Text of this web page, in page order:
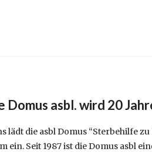
Domus asbl. wird 20
die asbl Domus “Sterbehilfe zu
ein. Seit 1987 ist die Domus asbl